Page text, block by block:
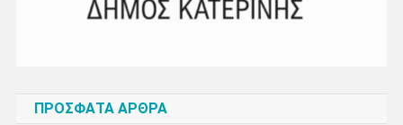
ΠΡΌΣΦΑΤΑ ΆΡΘΡΑ